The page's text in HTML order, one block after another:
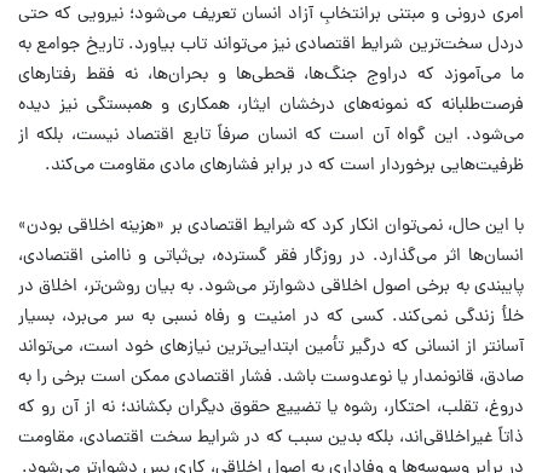
امری درونی و مبتنی برانتخابِ آزاد انسان تعریف می‌شود؛ نیرویی که حتی
دردل سخت‌ترین شرایط اقتصادی نیز می‌تواند تاب بیاورد. تاریخ جوامع به
ما می‌آموزد که دراوج جنگ‌ها، قحطی‌ها و بحران‌ها، نه فقط رفتارهای
فرصت‌طلبانه که نمونه‌های درخشان ایثار، همکاری و همبستگی نیز دیده
می‌شود. این گواه آن است که انسان صرفاً تابع اقتصاد نیست، بلکه از
ظرفیت‌هایی برخوردار است که در برابر فشارهای مادی مقاومت می‌کند.
با این حال، نمی‌توان انکار کرد که شرایط اقتصادی بر «هزینه اخلاقی بودن»
انسان‌ها اثر می‌گذارد. در روزگار فقر گسترده، بی‌ثباتی و ناامنی اقتصادی،
پایبندی به برخی اصول اخلاقی دشوارتر می‌شود. به بیان روشن‌تر، اخلاق در
خلأ زندگی نمی‌کند. کسی که در امنیت و رفاه نسبی به سر می‌برد، بسیار
آسانتر از انسانی که درگیر تأمین ابتدایی‌ترین نیازهای خود است، می‌تواند
صادق، قانونمدار یا نوعدوست باشد. فشار اقتصادی ممکن است برخی را به
دروغ، تقلب، احتکار، رشوه یا تضییع حقوق دیگران بکشاند؛ نه از آن رو که
ذاتاً غیراخلاقی‌اند، بلکه بدین سبب که در شرایط سخت اقتصادی، مقاومت